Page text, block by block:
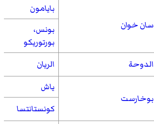
سان خوان
بايامون
بونس،
بورتوريكو
الدوحة الريان
بوخارست
ياش
كونستانتسا